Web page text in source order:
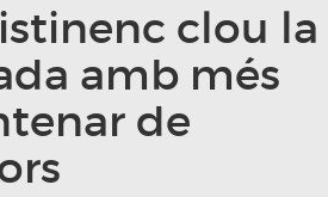
clou la
amb més
de